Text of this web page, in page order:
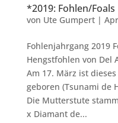
*2019: Fohlen/Foals
von Ute Gumpert|
Fohlenjahrgang 2019
Hengstfohlen von Del
Am 17. März ist
geboren (Tsunami de
Die Mutterstute
x Diamant de...